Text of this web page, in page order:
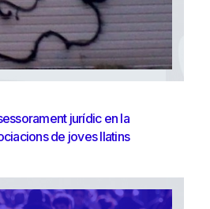
jurídic en la
de joves llatins